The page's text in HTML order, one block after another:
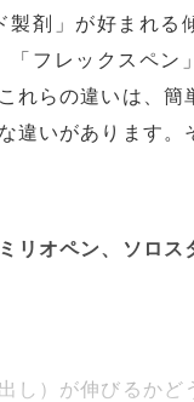
剤」が好まれる
フレックスペン
れらの違いは、簡
違いがあります。
リオペン、ソロス
し）が伸びるかど